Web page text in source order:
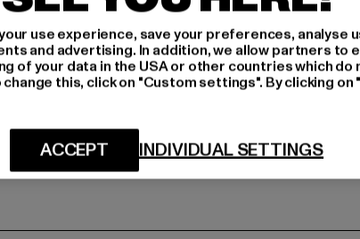
use experience, save your preferences, analyse
and advertising. In addition, we allow partners to
of your data in the USA or other countries which do
this, click on "Custom settings". By clicking
INDIVIDUAL SETTINGS
ACCEPT